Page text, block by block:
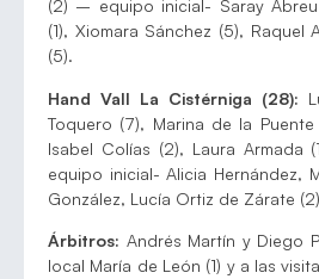
(2) – equipo inicial- Saray Abreu
(1), Xiomara Sánchez (5), Raquel
(5).
Hand Vall La Cistérniga (28):
Toquero (7), Marina de la
Isabel Colías (2), Laura Armada
equipo inicial- Alicia Hernández,
González, Lucía Ortiz de Zárate
Árbitros: Andrés Martín y Diego
local María de León (1) y a las